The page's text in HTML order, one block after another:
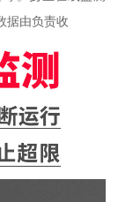
据由负责收